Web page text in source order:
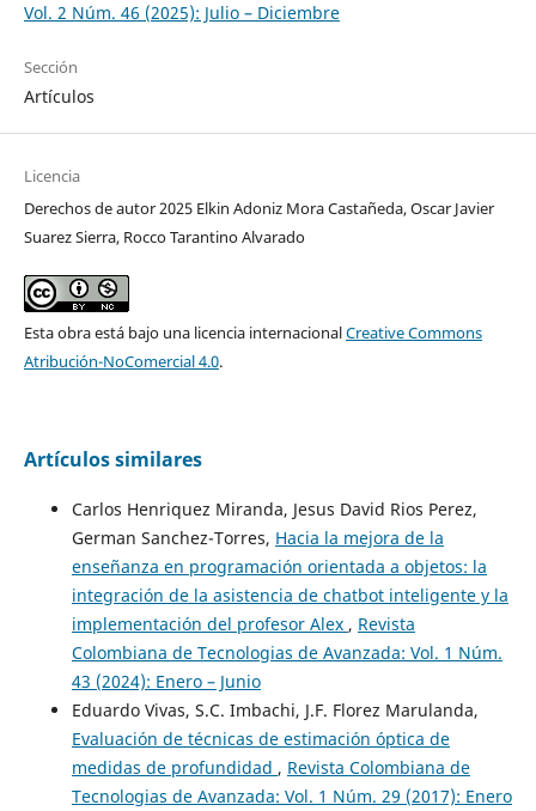
Vol. 2 Núm. 46 (2025): Julio – Diciembre
Sección
Artículos
Licencia
Derechos de autor 2025 Elkin Adoniz Mora Castañeda, Oscar Javier
Suarez Sierra, Rocco Tarantino Alvarado
Esta obra está bajo una licencia internacionalCreative Commons
Atribución-NoComercial 4.0.
Artículos similares
Carlos Henriquez Miranda, Jesus David Rios Perez,
German Sanchez-Torres, Hacia la mejora de la
enseñanza en programación orientada a objetos: la
integración de la asistencia de chatbot inteligente y la
implementación del profesor Alex , Revista
Colombiana de Tecnologias de Avanzada: Vol. 1 Núm.
43 (2024): Enero – Junio
Eduardo Vivas, S.C. Imbachi, J.F. Florez Marulanda,
Evaluación de técnicas de estimación óptica de
medidas de profundidad , Revista Colombiana de
Tecnologias de Avanzada: Vol. 1 Núm. 29 (2017): Enero